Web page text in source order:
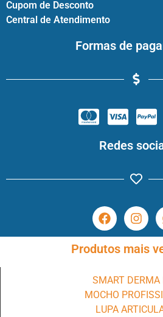
Cupom de Desconto
Central de Atendimento
Formas de
Redes
Produtos mais
SMART DERMA
MOCHO
LUPA